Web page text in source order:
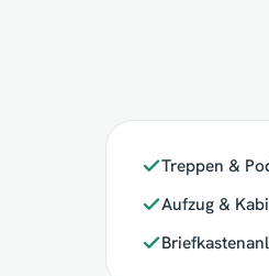
Treppen &
Aufzug &